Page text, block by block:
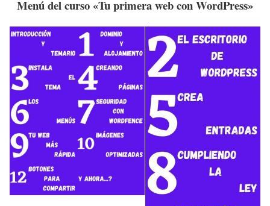
Menú del curso «Tu primera web con WordPress»